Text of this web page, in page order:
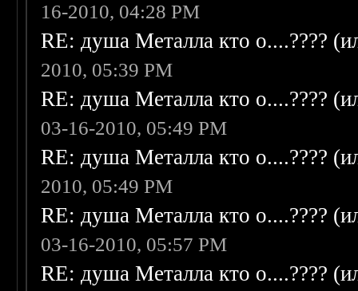
16-2010, 04:28 PM
RE: душа Металла кто о....????
2010, 05:39 PM
RE: душа Металла кто о....????
03-16-2010, 05:49 PM
RE: душа Металла кто о....????
2010, 05:49 PM
RE: душа Металла кто о....????
03-16-2010, 05:57 PM
RE: душа Металла кто о....????